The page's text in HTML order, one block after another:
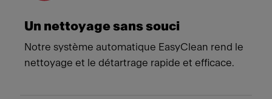
Un nettoyage sans souci
Notre système automatique EasyClean rend le
nettoyage et le détartrage rapide et efficace.